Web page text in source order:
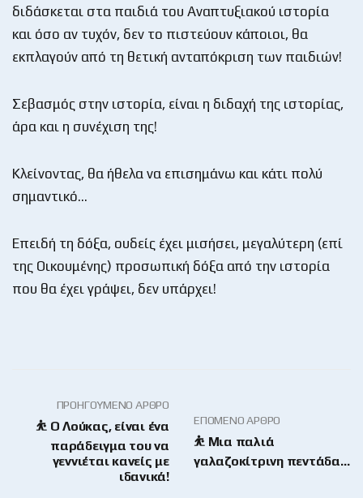
διδάσκεται στα παιδιά του Αναπτυξιακού ιστορία
και όσο αν τυχόν, δεν το πιστεύουν κάποιοι, θα
εκπλαγούν από τη θετική ανταπόκριση των παιδιών!
Σεβασμός στην ιστορία, είναι η διδαχή της ιστορίας,
άρα και η συνέχιση της!
Κλείνοντας, θα ήθελα να επισημάνω και κάτι πολύ
σημαντικό…
Επειδή τη δόξα, ουδείς έχει μισήσει, μεγαλύτερη (επί
της Οικουμένης) προσωπική δόξα από την ιστορία
που θα έχει γράψει, δεν υπάρχει!
ΠΡΟΗΓΟΎΜΕΝΟ ΆΡΘΡΟ
⛹ Ο Λούκας, είναι ένα
παράδειγμα του να
γεννιέται κανείς με
ιδανικά!
ΕΠΌΜΕΝΟ ΆΡΘΡΟ
⛹️ Μια παλιά
γαλαζοκίτρινη πεντάδα…